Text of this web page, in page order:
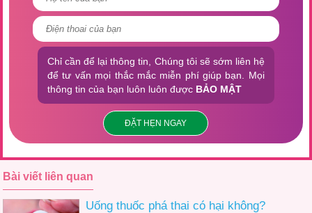
Chỉ cần để lại thông tin, Chúng tôi sẽ sớm liên hệ
để tư vấn mọi thắc mắc miễn phí giúp bạn. Mọi
thông tin của bạn luôn luôn được BẢO MẬT
ĐẶT HẸN NGAY
Bài viết liên quan
Uống thuốc phá thai có hại không?